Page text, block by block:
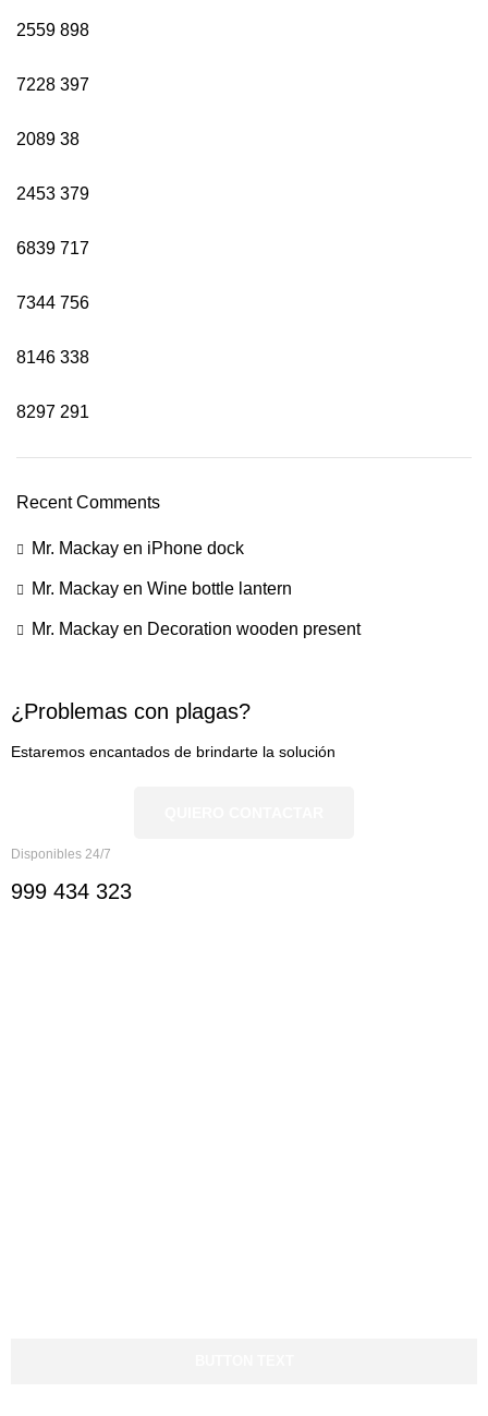
2559 898
7228 397
2089 38
2453 379
6839 717
7344 756
8146 338
8297 291
Recent Comments
Mr. Mackay en iPhone dock
Mr. Mackay en Wine bottle lantern
Mr. Mackay en Decoration wooden present
¿Problemas con plagas?
Estaremos encantados de brindarte la solución
Disponibles 24/7
999 434 323